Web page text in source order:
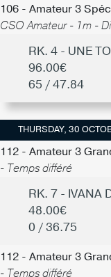
106 - Amateur 3
CSO Amateur - 1m -
RK. 4 - UNE
96.00€
65 / 47.84
THURSDAY, 30
112 - Amateur 3
- Temps différé
RK. 7 - IVANA
48.00€
0 / 36.75
112 - Amateur 3
- Temps différé